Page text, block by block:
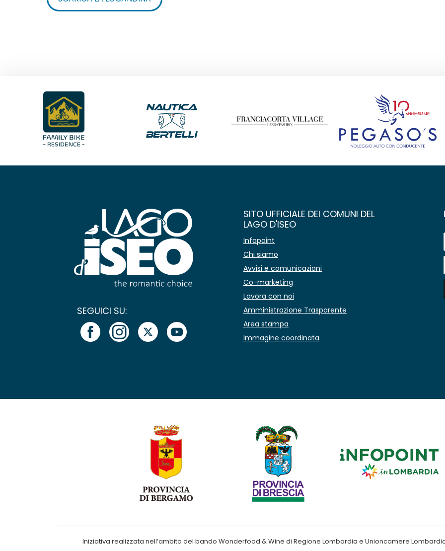
SEGUICI SU:
SITO UFFICIALE DEI COMUNI DEL
LAGO D'ISEO
Infopoint
Chi siamo
Avvisi e comunicazioni
Co-marketing
Lavora con noi
Amministrazione Trasparente
Area stampa
Immagine coordinata
Iniziativa realizzata nell’ambito del bando Wonderfood & Wine di Regione Lombardia e Unioncamere